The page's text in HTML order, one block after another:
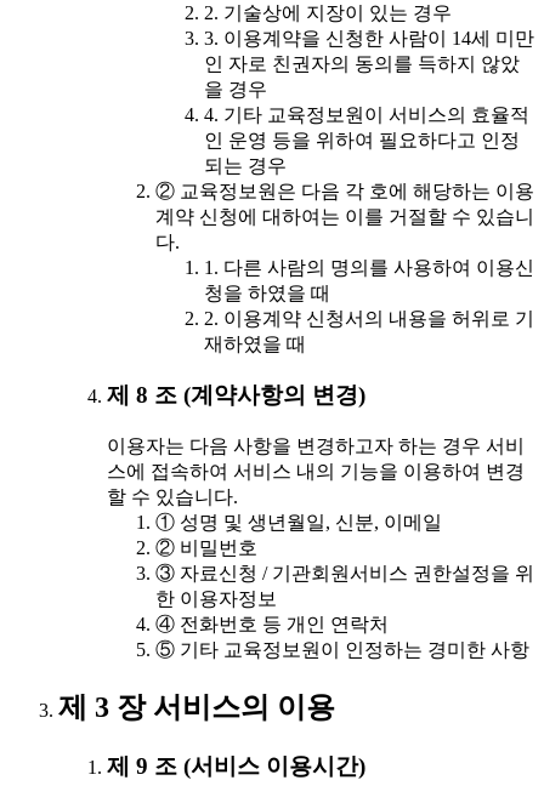
2. 기술상에 지장이 있는 경우
3. 이용계약을 신청한 사람이 14세 미만
인 자로 친권자의 동의를 득하지 않았
을 경우
4. 기타 교육정보원이 서비스의 효율적
인 운영 등을 위하여 필요하다고 인정
되는 경우
② 교육정보원은 다음 각 호에 해당하는 이용
계약 신청에 대하여는 이를 거절할 수 있습니
다.
1. 다른 사람의 명의를 사용하여 이용신
청을 하였을 때
2. 이용계약 신청서의 내용을 허위로 기
재하였을 때
제 8 조 (계약사항의 변경)
이용자는 다음 사항을 변경하고자 하는 경우 서비
스에 접속하여 서비스 내의 기능을 이용하여 변경
할 수 있습니다.
① 성명 및 생년월일, 신분, 이메일
② 비밀번호
③ 자료신청 / 기관회원서비스 권한설정을 위
한 이용자정보
④ 전화번호 등 개인 연락처
⑤ 기타 교육정보원이 인정하는 경미한 사항
제 3 장 서비스의 이용
제 9 조 (서비스 이용시간)